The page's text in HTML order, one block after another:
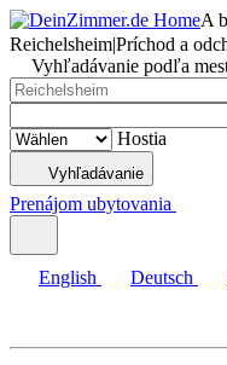
A
Reichelsheim|Príchod a
Vyhľadávanie podľa
Hostia
Vyhľadávanie
Prenájom ubytovania
English Deutsch